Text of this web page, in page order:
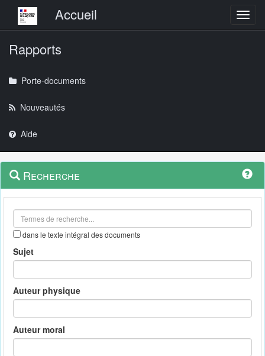
Menu principalAccueil
Rapports
Porte-documents
Nouveautés
Aide
Navigation
outils
Menu
contextuel
Recherche
dans le texte intégral des documents
Sujet
Auteur physique
Auteur moral